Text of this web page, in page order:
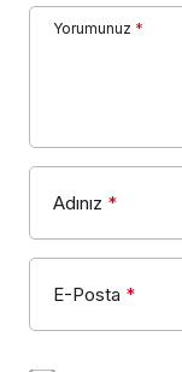
Yorumunuz *
Adınız *
E-Posta *